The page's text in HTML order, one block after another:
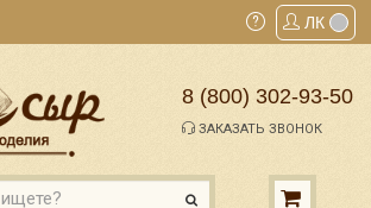
ЛК
8 (800) 302-93-50
ЗАКАЗАТЬ ЗВОНОК